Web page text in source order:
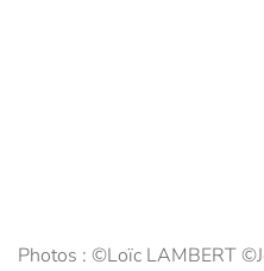
Photos : ©Loïc LAMBERT